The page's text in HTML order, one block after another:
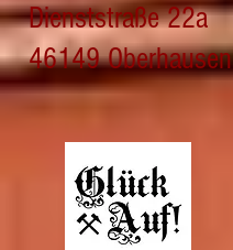
Dienststraße 22a
46149 Oberhausen